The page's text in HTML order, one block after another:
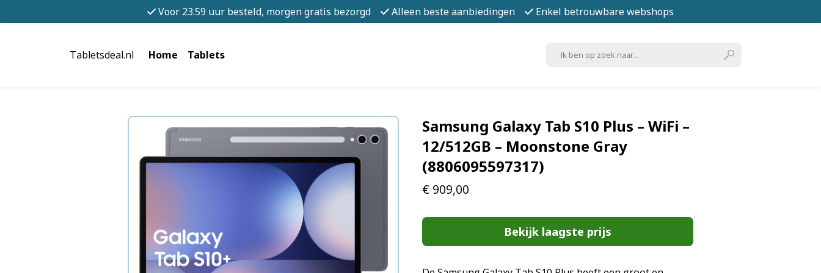
Voor 23.59 uur besteld, morgen gratis bezorgd Alleen beste aanbiedingen Enkel betrouwbare webshops
Tabletsdeal.nl Home Tablets
Samsung Galaxy Tab S10 Plus – WiFi –
12/512GB – Moonstone Gray
(8806095597317)
€ 909,00
Bekijk laagste prijs